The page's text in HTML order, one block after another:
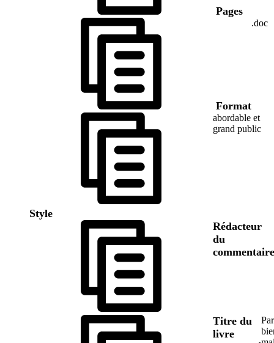
Pages
Format
.doc
Style
abordable et
grand public
Rédacteur
du
commentaire
Titre du
livre